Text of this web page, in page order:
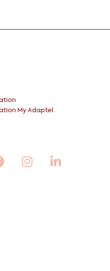
My Adaptel